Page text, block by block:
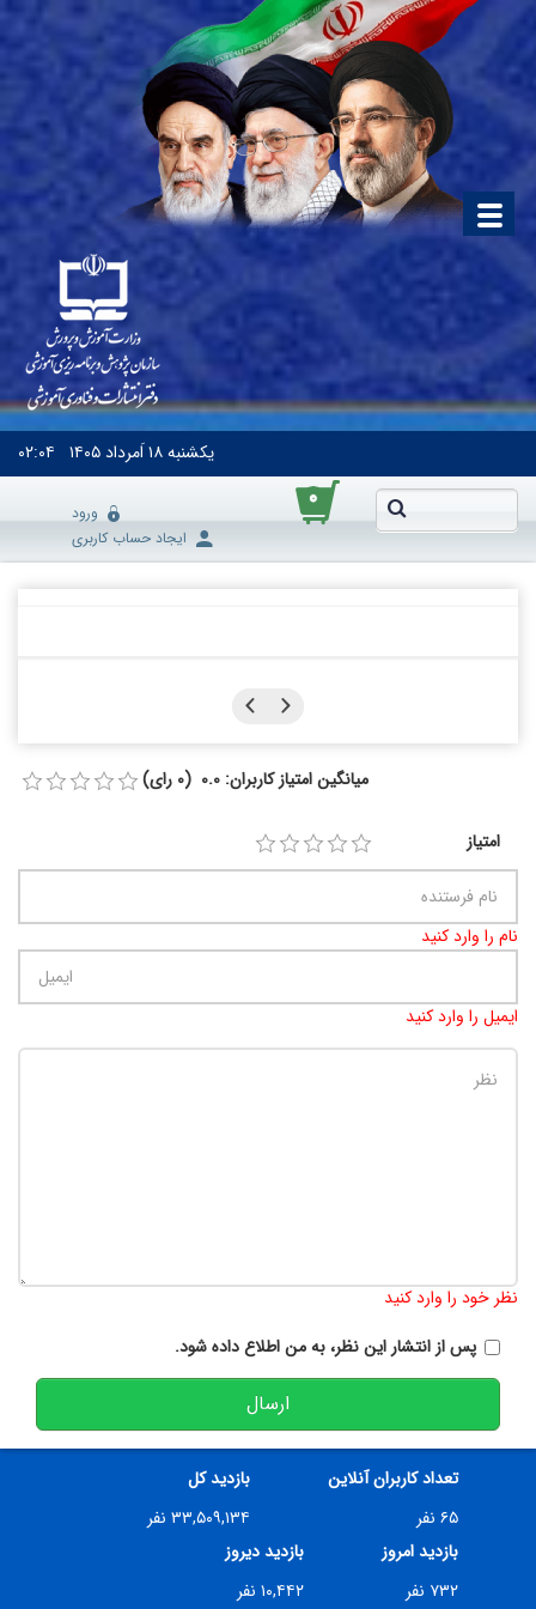
یکشنبه۱۸ اَمرداد ۱۴۰۵ ۰۲:۰۴
۰
ورود
ایجاد حساب کاربری
میانگین امتیاز کاربران: 0.0 (0 رای)
امتیاز
نام را وارد کنید
ایمیل را وارد کنید
نظر خود را وارد کنید
پس از انتشار این نظر، به من اطلاع داده شود.
ارسال
تعداد کاربران آنلاین
۶۵ نفر
بازدید کل
۳۳,۵۰۹,۱۳۴ نفر
بازدید امروز
۷۳۲ نفر
بازدید دیروز
۱۰,۴۴۲ نفر